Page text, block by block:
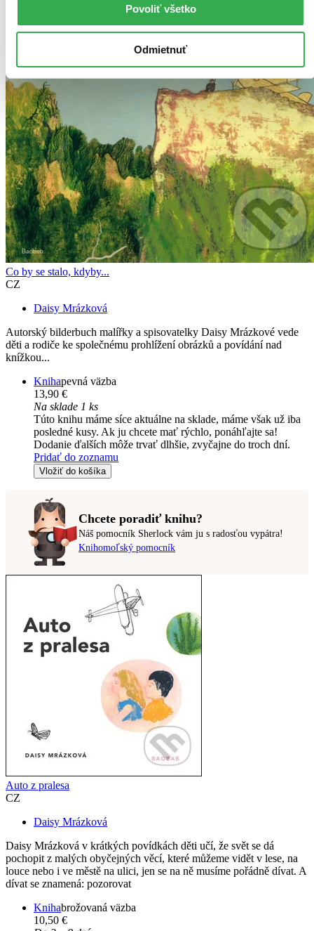
Povoliť všetko
Odmietnuť
Co by se stalo, kdyby...
CZ
Daisy Mrázková
Autorský bilderbuch malířky a spisovatelky Daisy Mrázkové vede
děti a rodiče ke společnému prohlížení obrázků a povídání nad
knížkou...
Knihapevná väzba
13,90 €
Na sklade 1 ks
Túto knihu máme síce aktuálne na sklade, máme však už iba
posledné kusy. Ak ju chcete mať rýchlo, ponáhľajte sa!
Dodanie ďalších môže trvať dlhšie, zvyčajne do troch dní.
Pridať do zoznamu
Vložiť do košíka
Chcete poradiť knihu?
Náš pomocník Sherlock vám ju s radosťou vypátra!
Knihomoľský pomocník
Auto z pralesa
CZ
Daisy Mrázková
Daisy Mrázková v krátkých povídkách děti učí, že svět se dá
pochopit z malých obyčejných věcí, které můžeme vidět v lese, na
louce nebo i ve městě na ulici, jen se na ně musíme pořádně dívat. A
dívat se znamená: pozorovat
Knihabrožovaná väzba
10,50 €